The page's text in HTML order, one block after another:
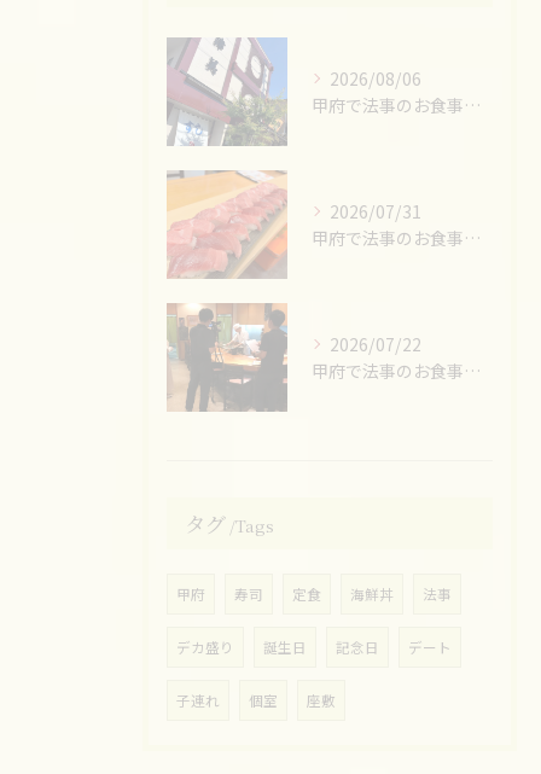
2026/08/06
甲府で法事のお食事ならお任せください！
2026/07/31
甲府で法事のお食事ならお任せください！
2026/07/22
甲府で法事のお食事ならお任せください！
タグ Tags
甲府 寿司 定食 海鮮丼 法事
デカ盛り 誕生日 記念日 デート
子連れ 個室 座敷